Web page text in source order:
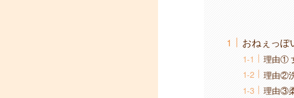
おねぇっぽ
理由①
理由②
理由③